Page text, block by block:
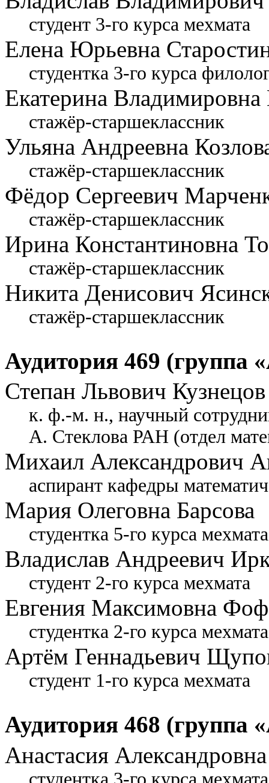
студент 3-го курса мехмата
Елена Юрьевна
студентка 3-го курса
Екатерина Владимировна
стажёр-старшеклассник
Ульяна Андреевна
стажёр-старшеклассник
Фёдор Сергеевич
стажёр-старшеклассник
Ирина Константиновна
стажёр-старшеклассник
Никита Денисович
стажёр-старшеклассник
Аудитория 469 (группа
Степан Львович Кузнецов
к. ф.-м. н., научный
А. Стеклова РАН (отдел
Михаил Александрович
аспирант кафедры
Мария Олеговна Барсова
студентка 5-го курса мехмата
Владислав Андреевич
студент 2-го курса мехмата
Евгения Максимовна
студентка 2-го курса мехмата
Артём Геннадьевич
студент 1-го курса мехмата
Аудитория 468 (группа
Анастасия